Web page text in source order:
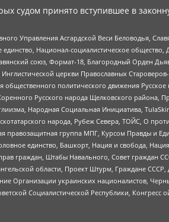
судом принято вступившее в
Управления Асгардской Веси Беловодья,
Национал-социалистическое
союз, Формат-18, Благородный Орден
церкви Православных
политического движения
Русского народа Щелковского района,
Народная Социальная Инициатива,
народа, Рубеж Севера, ТОЙС, О
группа МПГ, Курсом Правды и
единство, Башкорт, Нация и свобода,
Штабы Навального, Совет граждан
области, Проект Штурм, Граждане СССР,
украинских националистов,
Социалистической Республики, Конгресс